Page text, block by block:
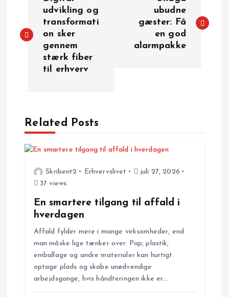
d
g
s
udvikling og
transformati
on sker
gennem
stærk fiber
til erhverv
ubudne
gæster: Få
en god
alarmpakke
Related Posts
Skribent2 Erhvervslivet
juli 27, 2026
37 views
En smartere tilgang til affald i
hverdagen
Affald fylder mere i mange virksomheder, end
man måske lige tænker over. Pap, plastik,
emballage og andre materialer kan hurtigt
optage plads og skabe unødvendige
arbejdsgange, hvis håndteringen ikke er…